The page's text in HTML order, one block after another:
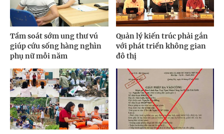
Tầm soát sớm ung thư vú
giúp cứu sống hàng nghìn
phụ nữ mỗi năm
Quản lý kiến trúc phải gắn
với phát triển không gian
đô thị